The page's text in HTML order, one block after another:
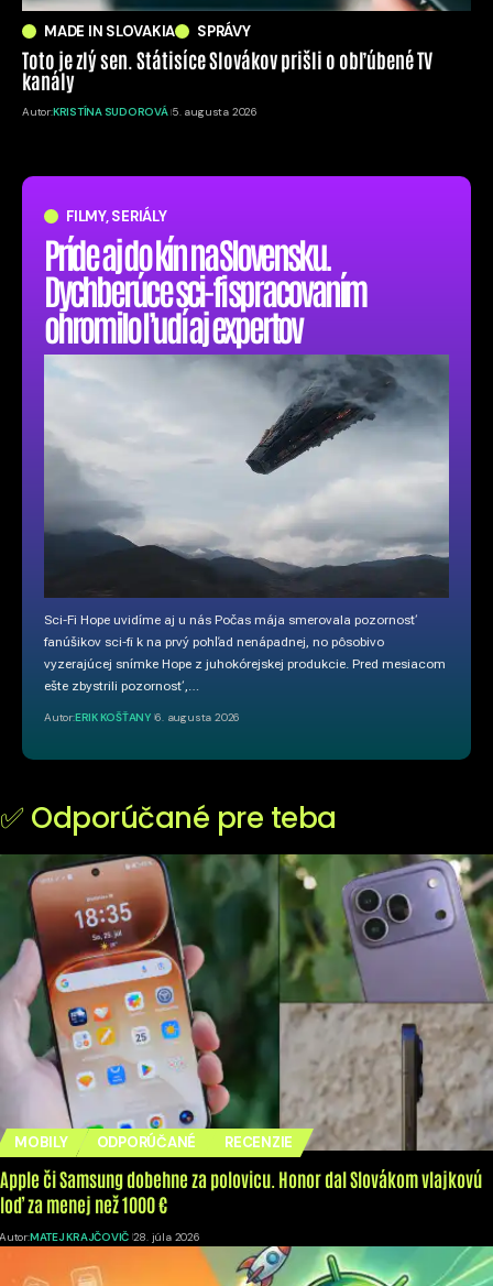
FILMY, SERIÁLY
Príde aj do kín na Slovensku.
Dychberúce sci-fi spracovaním
ohromilo ľudí aj expertov
Sci-Fi Hope uvidíme aj u nás Počas mája smerovala pozornosť
fanúšikov sci-fi k na prvý pohľad nenápadnej, no pôsobivo
vyzerajúcej snímke Hope z juhokórejskej produkcie. Pred mesiacom
ešte zbystrili pozornosť,…
Autor:ERIK KOŠŤANY 6. augusta 2026
MADE IN SLOVAKIA SPRÁVY
Toto je zlý sen. Státisíce Slovákov prišli o obľúbené TV
kanály
Autor:KRISTÍNA SUDOROVÁ 5. augusta 2026
✅ Odporúčané pre teba
MOBILY ODPORÚČANÉ RECENZIE
Apple či Samsung dobehne za polovicu. Honor dal Slovákom vlajkovú
loď za menej než 1000 €
Autor:MATEJ KRAJČOVIČ 28. júla 2026